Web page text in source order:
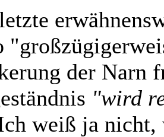
der Narn
"wird
weiß ja nicht,